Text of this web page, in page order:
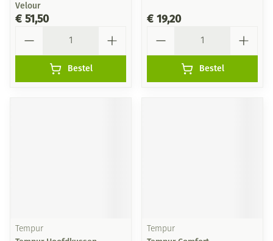
Velour
€ 51,50
Bestel
€ 19,20
Bestel
Tempur Tempur